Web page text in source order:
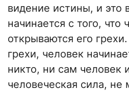
видение истины, и это
начинается с того, что
открываются его
грехи, человек
никто, ни сам человек
человеческая сила, не